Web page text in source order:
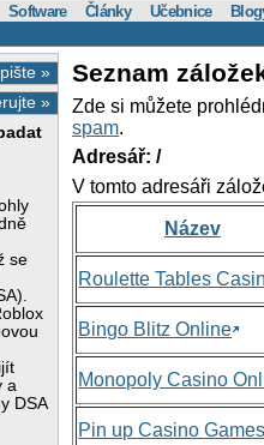
Software Články Učebnice
»
»
se
a
DSA
Seznam
Zde si můžete
spam.
Adresář: /
V tomto adresáři
Název
Roulette Tables
Bingo Blitz Online
Monopoly Casino
Pin up Casino